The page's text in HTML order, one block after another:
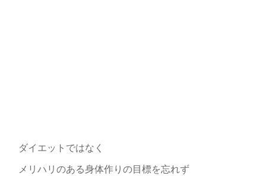
ダイエットではなく
メリハリのある身体作りの目標を忘れず